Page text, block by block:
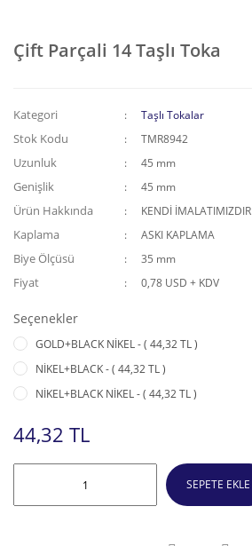
Çift Parçali 14 Taşlı Toka
Kategori Taşlı Tokalar
Stok Kodu TMR8942
Uzunluk 45 mm
Genişlik 45 mm
Ürün Hakkında KENDİ İMALATIMIZDIR
Kaplama ASKI KAPLAMA
Biye Ölçüsü 35 mm
Fiyat 0,78 USD + KDV
Seçenekler
GOLD+BLACK NİKEL - ( 44,32 TL )
NİKEL+BLACK - ( 44,32 TL )
NİKEL+BLACK NİKEL - ( 44,32 TL )
44,32 TL
SEPETE EKLE